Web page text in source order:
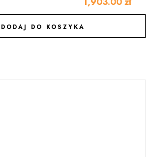
DODAJ DO KOSZYKA
DODAJ DO ULUBIONYCH